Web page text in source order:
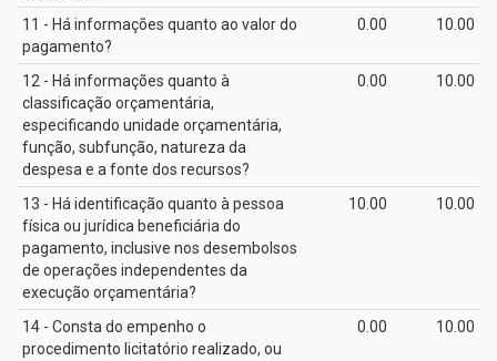
11 - Há informações quanto ao valor do
pagamento?
0.00 10.00
12 - Há informações quanto à
classificação orçamentária,
especificando unidade orçamentária,
função, subfunção, natureza da
despesa e a fonte dos recursos?
0.00 10.00
13 - Há identificação quanto à pessoa
física ou jurídica beneficiária do
pagamento, inclusive nos desembolsos
de operações independentes da
execução orçamentária?
10.00 10.00
14 - Consta do empenho o
procedimento licitatório realizado, ou
0.00 10.00